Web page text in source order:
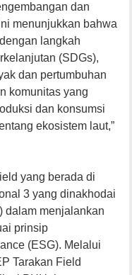
dan
menunjukkan bahwa
langkah
(SDGs),
dan pertumbuhan
komunitas yang
dan konsumsi
ekosistem laut,”
yang berada di
3 yang dinakhodai
dalam menjalankan
prinsip
(ESG). Melalui
Tarakan Field